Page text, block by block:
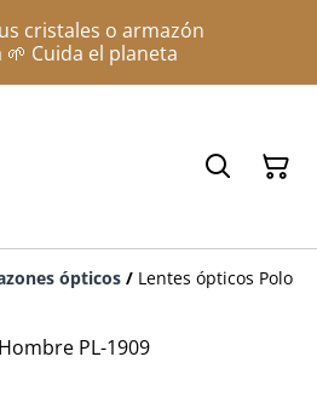
cristales o armazón
🌱 Cuida el planeta
ópticos / Lentes ópticos Polo